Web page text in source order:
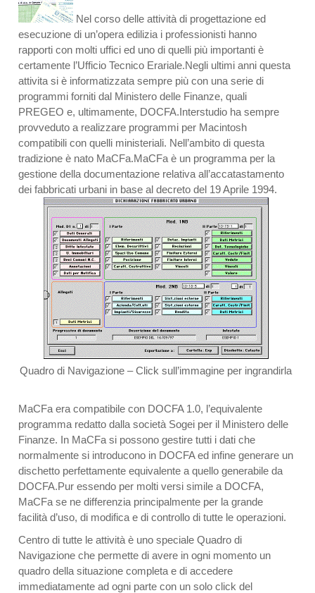
Nel corso delle attività di progettazione ed
esecuzione di un’opera edilizia i professionisti hanno
rapporti con molti uffici ed uno di quelli più importanti è
certamente l’Ufficio Tecnico Erariale.Negli ultimi anni questa
attivita si è informatizzata sempre più con una serie di
programmi forniti dal Ministero delle Finanze, quali
PREGEO e, ultimamente, DOCFA.Interstudio ha sempre
provveduto a realizzare programmi per Macintosh
compatibili con quelli ministeriali. Nell’ambito di questa
tradizione è nato MaCFa.MaCFa è un programma per la
gestione della documentazione relativa all’accatastamento
dei fabbricati urbani in base al decreto del 19 Aprile 1994.
Quadro di Navigazione – Click sull’immagine per ingrandirla
MaCFa era compatibile con DOCFA 1.0, l’equivalente
programma redatto dalla società Sogei per il Ministero delle
Finanze. In MaCFa si possono gestire tutti i dati che
normalmente si introducono in DOCFA ed infine generare un
dischetto perfettamente equivalente a quello generabile da
DOCFA.Pur essendo per molti versi simile a DOCFA,
MaCFa se ne differenzia principalmente per la grande
facilità d’uso, di modifica e di controllo di tutte le operazioni.
Centro di tutte le attività è uno speciale Quadro di
Navigazione che permette di avere in ogni momento un
quadro della situazione completa e di accedere
immediatamente ad ogni parte con un solo click del